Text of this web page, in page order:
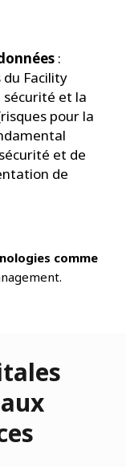
:
Facility
et la
pour la
et de
de
comme